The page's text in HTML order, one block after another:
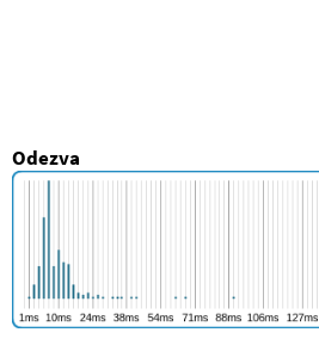
Odezva